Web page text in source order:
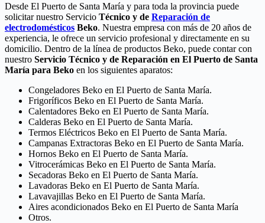
Desde El Puerto de Santa María y para toda la provincia puede
solicitar nuestro Servicio Técnico y de Reparación de
electrodomésticos Beko. Nuestra empresa con más de 20 años de
experiencia, le ofrece un servicio profesional y directamente en su
domicilio. Dentro de la línea de productos Beko, puede contar con
nuestro Servicio Técnico y de Reparación en El Puerto de Santa
María para Beko en los siguientes aparatos:
Congeladores Beko en El Puerto de Santa María.
Frigoríficos Beko en El Puerto de Santa María.
Calentadores Beko en El Puerto de Santa María.
Calderas Beko en El Puerto de Santa María.
Termos Eléctricos Beko en El Puerto de Santa María.
Campanas Extractoras Beko en El Puerto de Santa María.
Hornos Beko en El Puerto de Santa María.
Vitrocerámicas Beko en El Puerto de Santa María.
Secadoras Beko en El Puerto de Santa María.
Lavadoras Beko en El Puerto de Santa María.
Lavavajillas Beko en El Puerto de Santa María.
Aires acondicionados Beko en El Puerto de Santa María
Otros.